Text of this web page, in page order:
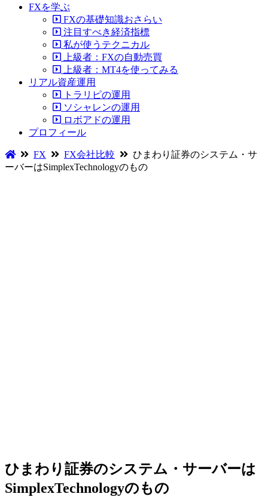
FXを学ぶ
FXの基礎知識おさらい
注目すべき経済指標
私が使うテクニカル
上級者：FXの自動売買
上級者：MT4を使ってみる
リアル資産運用
トラリピの運用
ソシャレンの運用
ロボアドの運用
プロフィール
FX FX会社比較
ひまわり証券のシステム・サ
ーバーはSimplexTechnologyのもの
ひまわり証券のシステム・サーバーは
SimplexTechnologyのもの